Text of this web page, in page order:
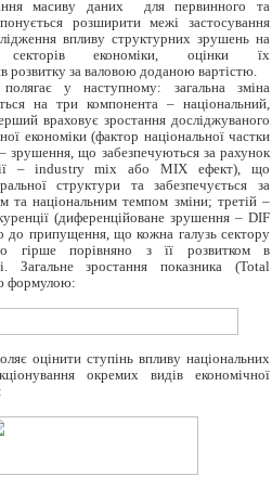
масиву даних для первинного та
розширити межі застосування
впливу структурних зрушень на
секторів економіки, оцінки їх
розвитку за валовою доданою вартістю.
у наступному: загальна зміна
на три компонента – національний,
враховує зростання досліджуваного
економіки (фактор національної частки
зрушення, що забезпечуються за рахунок
– industry mix або MIX ефект), що
структури та забезпечується за
та національним темпом зміни; третій –
(диференційоване зрушення – DIF
до припущення, що кожна галузь сектору
гірше порівняно з її розвитком в
Загальне зростання показника (Total
формулою:
оцінити ступінь впливу національних
окремих видів економічної